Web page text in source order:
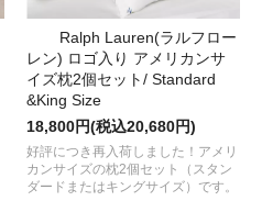
Ralph Lauren(ラルフロー
レン) ロゴ入り アメリカンサ
イズ枕2個セット/ Standard
&King Size
18,800円(税込20,680円)
好評につき再入荷しました！アメリ
カンサイズの枕2個セット（スタン
ダードまたはキングサイズ）です。